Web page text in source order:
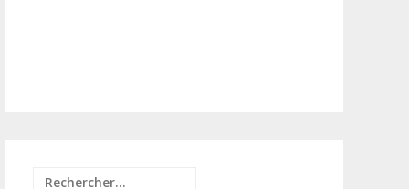
Rechercher :